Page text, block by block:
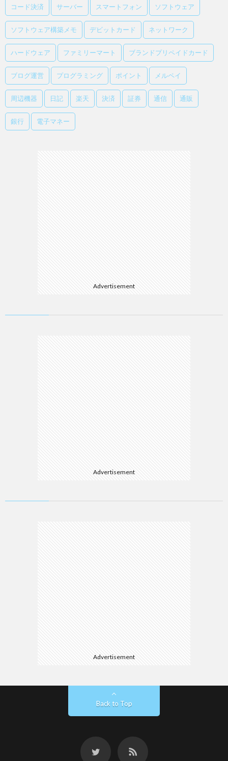
コード決済 サーバー スマートフォン ソフトウェア
ソフトウェア構築メモ デビットカード ネットワーク
ハードウェア ファミリーマート ブランドプリペイドカード
ブログ運営 プログラミング ポイント メルペイ
周辺機器 日記 楽天 決済 証券 通信 通販
銀行 電子マネー
Advertisement
Advertisement
Advertisement
Back to Top